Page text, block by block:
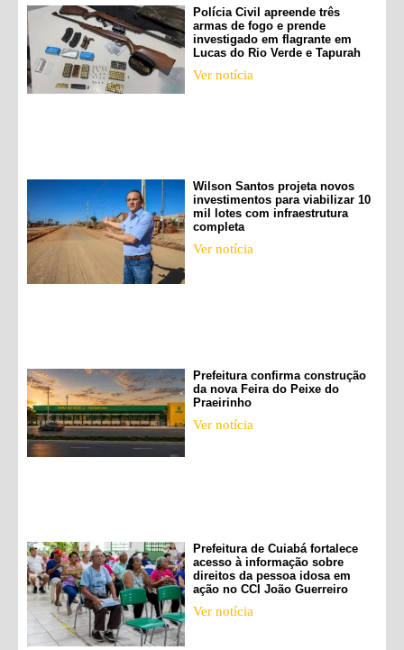
Polícia Civil apreende três
armas de fogo e prende
investigado em flagrante em
Lucas do Rio Verde e Tapurah
Ver notícia
Wilson Santos projeta novos
investimentos para viabilizar 10
mil lotes com infraestrutura
completa
Ver notícia
Prefeitura confirma construção
da nova Feira do Peixe do
Praeirinho
Ver notícia
Prefeitura de Cuiabá fortalece
acesso à informação sobre
direitos da pessoa idosa em
ação no CCI João Guerreiro
Ver notícia